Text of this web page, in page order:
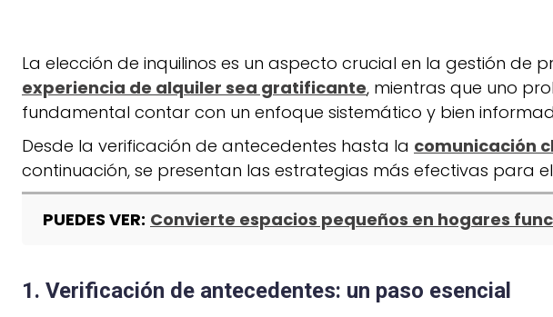
La elección de inquilinos es un aspecto crucial en la gestión de
experiencia de alquiler sea gratificante, mientras que uno
fundamental contar con un enfoque sistemático y bien
Desde la verificación de antecedentes hasta la comunicación
continuación, se presentan las estrategias más efectivas para
PUEDES VER: Convierte espacios pequeños en hogares
1. Verificación de antecedentes: un paso esencial